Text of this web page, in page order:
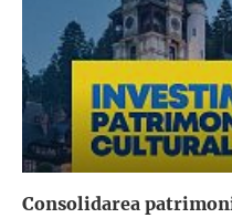
Consolidarea